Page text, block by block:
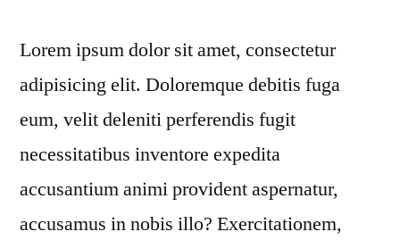
Lorem ipsum dolor sit amet, consectetur
adipisicing elit. Doloremque debitis fuga
eum, velit deleniti perferendis fugit
necessitatibus inventore expedita
accusantium animi provident aspernatur,
accusamus in nobis illo? Exercitationem,